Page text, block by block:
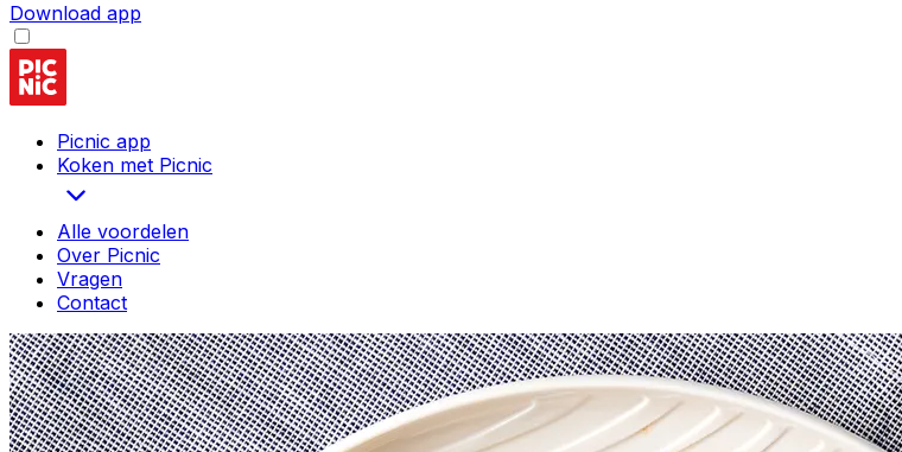
Download app
Picnic app
Koken met Picnic
Alle voordelen
Over Picnic
Vragen
Contact